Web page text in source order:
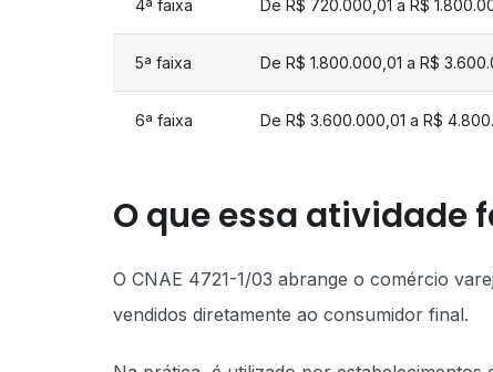
4ª faixa De R$ 720.000,01 a R$
5ª faixa De R$ 1.800.000,01 a R$
6ª faixa De R$ 3.600.000,01 a R$
O que essa atividade
O CNAE 4721-1/03 abrange o comércio
vendidos diretamente ao consumidor final.